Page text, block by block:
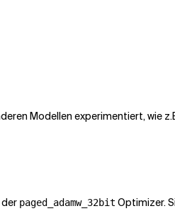
Modellen experimentiert, wie
paged_adamw_32bit Optimizer.